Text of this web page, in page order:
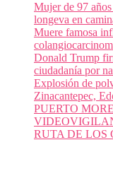
Mujer de 97
longeva en
Muere famosa
Donald Trump
ciudadanía por
Explosión de
Zinacantepec,
PUERTO
RUTA DE LOS